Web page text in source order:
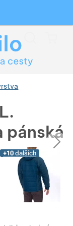
pánská
+10 dalších